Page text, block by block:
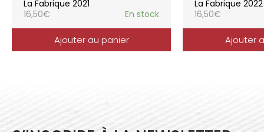
La Fabrique 2021
16,50€ En stock
Ajouter au panier
La Fabrique 2022
16,50€
Ajouter